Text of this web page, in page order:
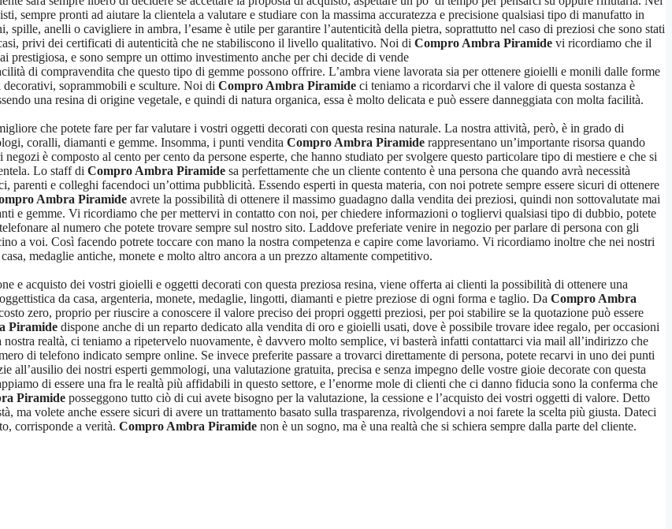
sempre pronti ad aiutare la clientela a valutare e studiare con la massima accuratezza e precisione qualsiasi tipo di manufatto in
anelli o cavigliere in ambra, l’esame è utile per garantire l’autenticità della pietra, soprattutto nel caso di preziosi che sono stati
privi dei certificati di autenticità che ne stabiliscono il livello qualitativo. Noi di Compro Ambra Piramide vi ricordiamo che il
prestigiosa, e sono sempre un ottimo investimento anche per chi decide di vende
di compravendita che questo tipo di gemme possono offrire. L’ambra viene lavorata sia per ottenere gioielli e monili dalle forme
decorativi, soprammobili e sculture. Noi di Compro Ambra Piramide ci teniamo a ricordarvi che il valore di questa sostanza è
una resina di origine vegetale, e quindi di natura organica, essa è molto delicata e può essere danneggiata con molta facilità.
che potete fare per far valutare i vostri oggetti decorati con questa resina naturale. La nostra attività, però, è in grado di
coralli, diamanti e gemme. Insomma, i punti vendita Compro Ambra Piramide rappresentano un’importante risorsa quando
è composto al cento per cento da persone esperte, che hanno studiato per svolgere questo particolare tipo di mestiere e che si
Lo staff di Compro Ambra Piramide sa perfettamente che un cliente contento è una persona che quando avrà necessità
parenti e colleghi facendoci un’ottima pubblicità. Essendo esperti in questa materia, con noi potrete sempre essere sicuri di ottenere
Ambra Piramide avrete la possibilità di ottenere il massimo guadagno dalla vendita dei preziosi, quindi non sottovalutate mai
e gemme. Vi ricordiamo che per mettervi in contatto con noi, per chiedere informazioni o togliervi qualsiasi tipo di dubbio, potete
al numero che potete trovare sempre sul nostro sito. Laddove preferiate venire in negozio per parlare di persona con gli
a voi. Così facendo potrete toccare con mano la nostra competenza e capire come lavoriamo. Vi ricordiamo inoltre che nei nostri
medaglie antiche, monete e molto altro ancora a un prezzo altamente competitivo.
e acquisto dei vostri gioielli e oggetti decorati con questa preziosa resina, viene offerta ai clienti la possibilità di ottenere una
da casa, argenteria, monete, medaglie, lingotti, diamanti e pietre preziose di ogni forma e taglio. Da Compro Ambra
zero, proprio per riuscire a conoscere il valore preciso dei propri oggetti preziosi, per poi stabilire se la quotazione può essere
Piramide dispone anche di un reparto dedicato alla vendita di oro e gioielli usati, dove è possibile trovare idee regalo, per occasioni
realtà, ci teniamo a ripetervelo nuovamente, è davvero molto semplice, vi basterà infatti contattarci via mail all’indirizzo che
di telefono indicato sempre online. Se invece preferite passare a trovarci direttamente di persona, potete recarvi in uno dei punti
all’ausilio dei nostri esperti gemmologi, una valutazione gratuita, precisa e senza impegno delle vostre gioie decorate con questa
di essere una fra le realtà più affidabili in questo settore, e l’enorme mole di clienti che ci danno fiducia sono la conferma che
Piramide posseggono tutto ciò di cui avete bisogno per la valutazione, la cessione e l’acquisto dei vostri oggetti di valore. Detto
ma volete anche essere sicuri di avere un trattamento basato sulla trasparenza, rivolgendovi a noi farete la scelta più giusta. Dateci
corrisponde a verità. Compro Ambra Piramide non è un sogno, ma è una realtà che si schiera sempre dalla parte del cliente.